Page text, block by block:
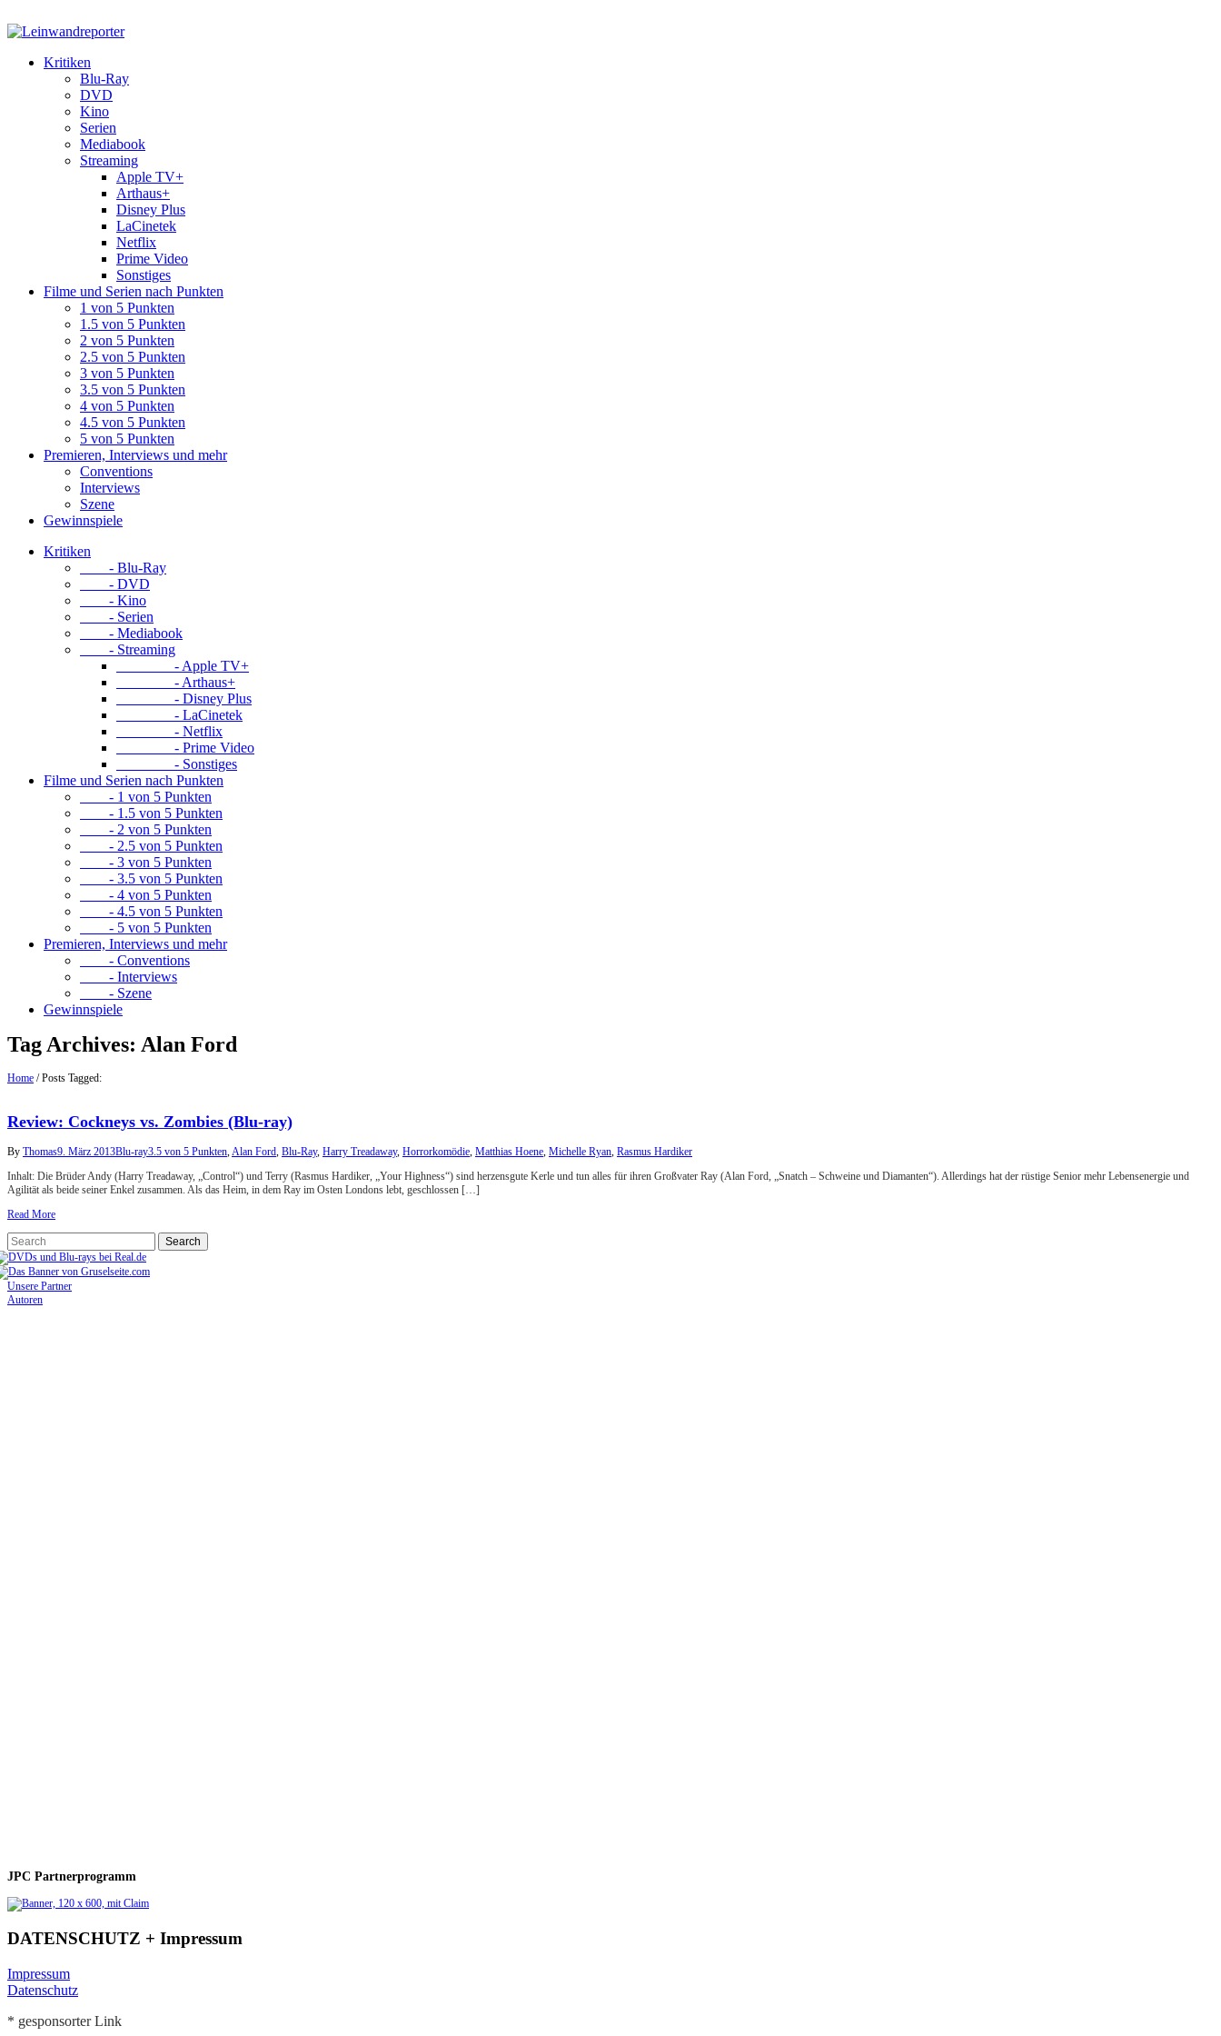
Kritiken
Blu-Ray
DVD
Kino
Serien
Mediabook
Streaming
Apple TV+
Arthaus+
Disney Plus
LaCinetek
Netflix
Prime Video
Sonstiges
Filme und Serien nach Punkten
1 von 5 Punkten
1.5 von 5 Punkten
2 von 5 Punkten
2.5 von 5 Punkten
3 von 5 Punkten
3.5 von 5 Punkten
4 von 5 Punkten
4.5 von 5 Punkten
5 von 5 Punkten
Premieren, Interviews und mehr
Conventions
Interviews
Szene
Gewinnspiele
Kritiken
- Blu-Ray
- DVD
- Kino
- Serien
- Mediabook
- Streaming
- Apple TV+
- Arthaus+
- Disney Plus
- LaCinetek
- Netflix
- Prime Video
- Sonstiges
Filme und Serien nach Punkten
- 1 von 5 Punkten
- 1.5 von 5 Punkten
- 2 von 5 Punkten
- 2.5 von 5 Punkten
- 3 von 5 Punkten
- 3.5 von 5 Punkten
- 4 von 5 Punkten
- 4.5 von 5 Punkten
- 5 von 5 Punkten
Premieren, Interviews und mehr
- Conventions
- Interviews
- Szene
Gewinnspiele
Tag Archives: Alan Ford
Home /Posts Tagged:
Review: Cockneys vs. Zombies (Blu-ray)
By Thomas9. März 2013Blu-ray3.5 von 5 Punkten,Alan Ford, Blu-Ray, Harry Treadaway, Horrorkomödie, Matthias Hoene, Michelle Ryan, Rasmus Hardiker
Inhalt: Die Brüder Andy (Harry Treadaway, „Control“) und Terry (Rasmus Hardiker, „Your Highness“) sind herzensgute Kerle und tun alles für ihren Großvater Ray (Alan Ford, „Snatch – Schweine und Diamanten“). Allerdings hat der rüstige Senior mehr Lebensenergie und
Agilität als beide seiner Enkel zusammen. Als das Heim, in dem Ray im Osten Londons lebt, geschlossen […]
Read More
Unsere Partner
Autoren
JPC Partnerprogramm
DATENSCHUTZ + Impressum
Impressum
Datenschutz
* gesponsorter Link